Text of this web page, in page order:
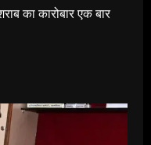
का कारोबार एक बार